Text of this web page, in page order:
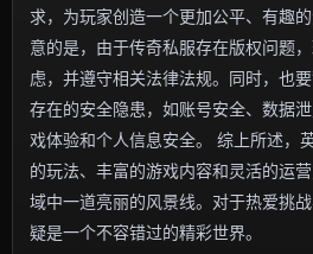
求，为玩家创造一个更加公平、有趣
意的是，由于传奇私服存在版权问题
虑，并遵守相关法律法规。同时，也
存在的安全隐患，如账号安全、数据
戏体验和个人信息安全。 综上所述，
的玩法、丰富的游戏内容和灵活的运
域中一道亮丽的风景线。对于热爱挑
疑是一个不容错过的精彩世界。